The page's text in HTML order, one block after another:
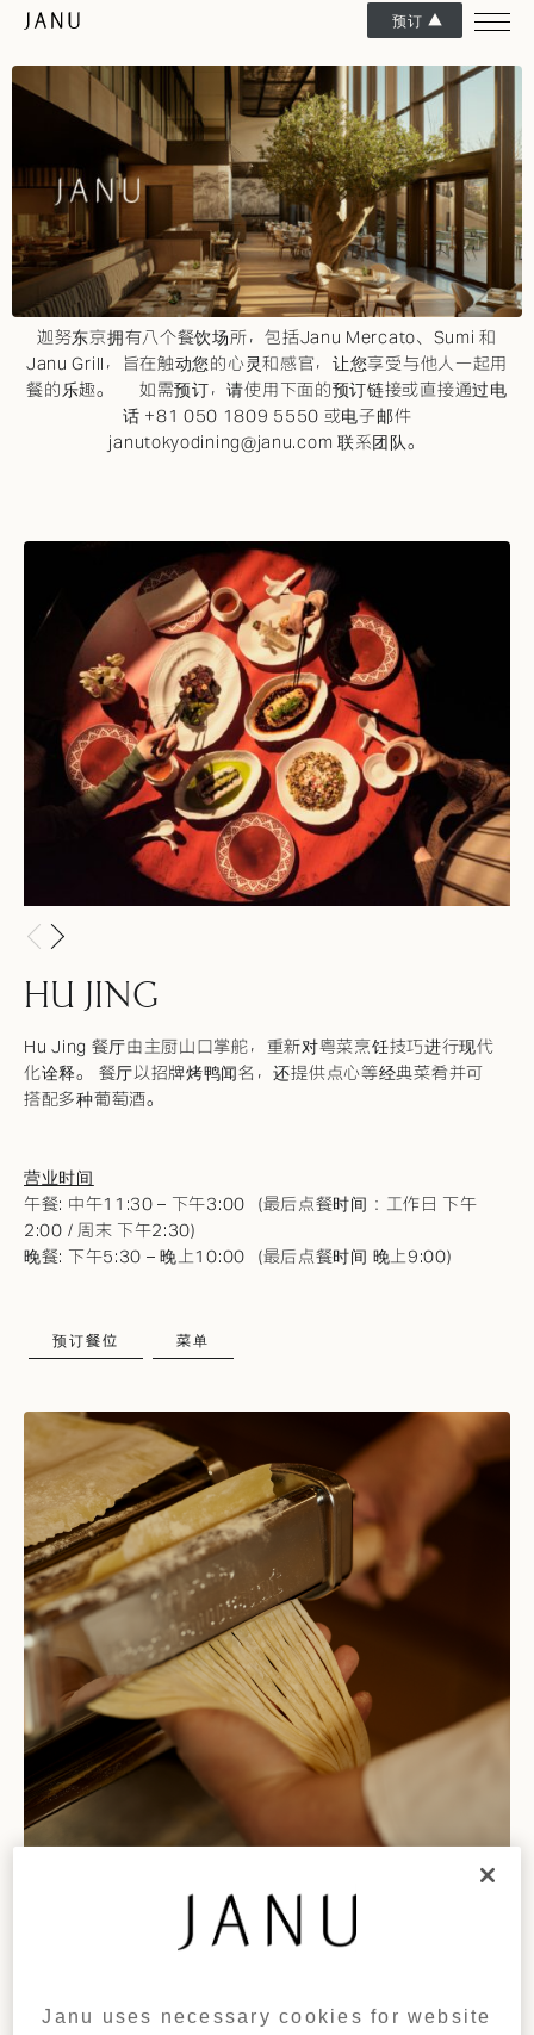
预订
餐饮
呵护身心的用餐体验
迦努东京拥有八个餐饮场所，包括Janu Mercato、Sumi 和
Janu Grill ，旨在触动您的心灵和感官，让您享受与他人一起用
餐的乐趣。
如需预订，请使用下面的预订链接或直接通过电
话 +81 050 1809 5550 或电子邮件
janutokyodining@janu.com 联系团队。
HU JING
Hu Jing 餐厅由主厨山口掌舵，重新对粤菜烹饪技巧进行现代
化诠释。 餐厅以招牌烤鸭闻名，还提供点心等经典菜肴并可
搭配多种葡萄酒。
营业时间
午餐: 中午11:30 – 下午3:00（最后点餐时间：工作日 下午
2:00 / 周末 下午2:30）
晚餐: 下午5:30 – 晚上10:00（最后点餐时间 晚上9:00）
预订餐位 菜单
Janu uses necessary cookies for website